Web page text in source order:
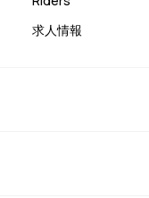
求人情報